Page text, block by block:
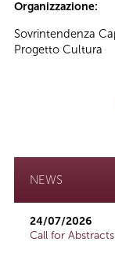
Organizzazione:
Sovrintendenza
Progetto Cultura
NEWS
24/07/2026
Call for